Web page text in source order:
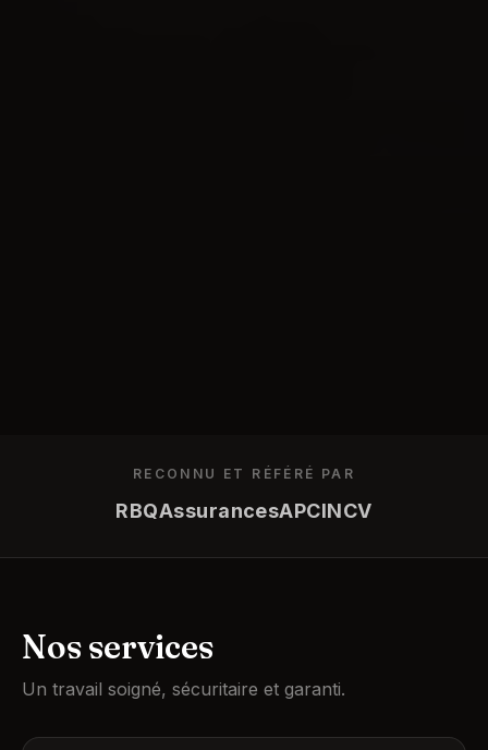
RECONNU ET RÉFÉRÉ PAR
RBQAssurancesAPCINCV
Nos services
Un travail soigné, sécuritaire et garanti.